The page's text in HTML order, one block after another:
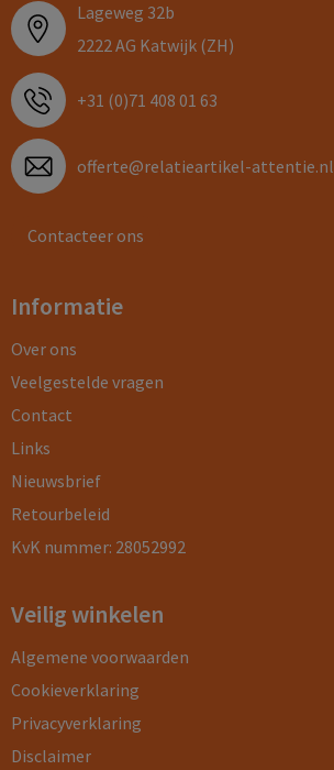
Lageweg 32b
2222 AG Katwijk (ZH)
+31 (0)71 408 01 63
offerte@relatieartikel-attentie.nl
Contacteer ons
Informatie
Over ons
Veelgestelde vragen
Contact
Links
Nieuwsbrief
Retourbeleid
KvK nummer: 28052992
Veilig winkelen
Algemene voorwaarden
Cookieverklaring
Privacyverklaring
Disclaimer